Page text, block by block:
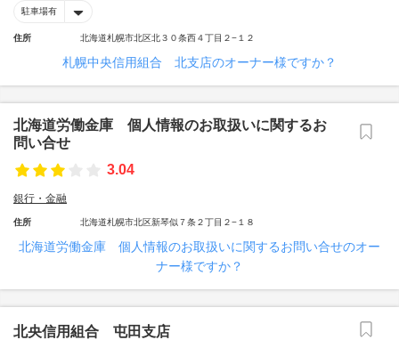
駐車場有
住所 北海道札幌市北区北３０条西４丁目２−１２
札幌中央信用組合 北支店のオーナー様ですか？
北海道労働金庫 個人情報のお取扱いに関するお
問い合せ
3.04
銀行・金融
住所 北海道札幌市北区新琴似７条２丁目２−１８
北海道労働金庫 個人情報のお取扱いに関するお問い合せのオー
ナー様ですか？
北央信用組合 屯田支店